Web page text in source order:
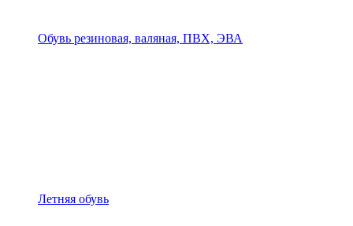
Обувь резиновая, валяная, ПВХ, ЭВА
Летняя обувь